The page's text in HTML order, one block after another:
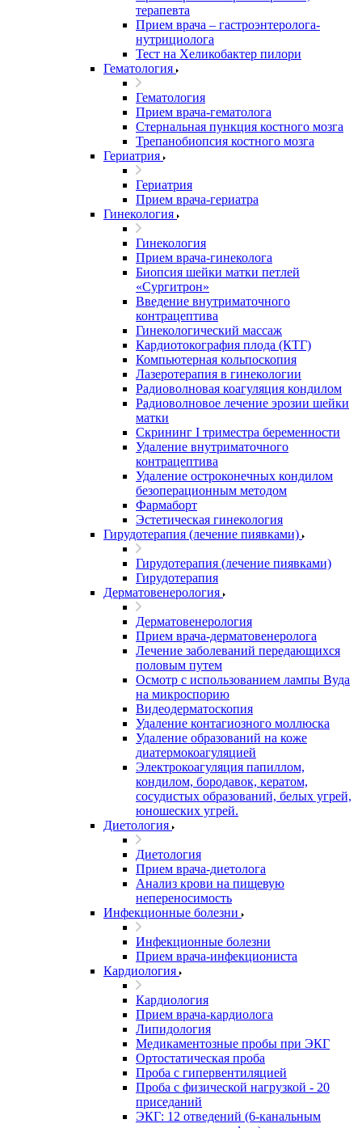
терапевта
Прием врача – гастроэнтеролога-
нутрициолога
Тест на Хеликобактер пилори
Гематология
Гематология
Прием врача-гематолога
Стернальная пункция костного мозга
Трепанобиопсия костного мозга
Гериатрия
Гериатрия
Прием врача-гериатра
Гинекология
Гинекология
Прием врача-гинеколога
Биопсия шейки матки петлей
«Сургитрон»
Введение внутриматочного
контрацептива
Гинекологический массаж
Кардиотокография плода (КТГ)
Компьютерная кольпоскопия
Лазеротерапия в гинекологии
Радиоволновая коагуляция кондилом
Радиоволновое лечение эрозии шейки
матки
Скрининг I триместра беременности
Удаление внутриматочного
контрацептива
Удаление остроконечных кондилом
безоперационным методом
Фармаборт
Эстетическая гинекология
Гирудотерапия (лечение пиявками)
Гирудотерапия (лечение пиявками)
Гирудотерапия
Дерматовенерология
Дерматовенерология
Прием врача-дерматовенеролога
Лечение заболеваний передающихся
половым путем
Осмотр с использованием лампы Вуда
на микроспорию
Видеодерматоскопия
Удаление контагиозного моллюска
Удаление образований на коже
диатермокоагуляцией
Электрокоагуляция папиллом,
кондилом, бородавок, кератом,
сосудистых образований, белых угрей,
юношеских угрей.
Диетология
Диетология
Прием врача-диетолога
Анализ крови на пищевую
непереносимость
Инфекционные болезни
Инфекционные болезни
Прием врача-инфекциониста
Кардиология
Кардиология
Прием врача-кардиолога
Липидология
Медикаментозные пробы при ЭКГ
Ортостатическая проба
Проба с гипервентиляцией
Проба с физической нагрузкой - 20
приседаний
ЭКГ: 12 отведений (6-канальным